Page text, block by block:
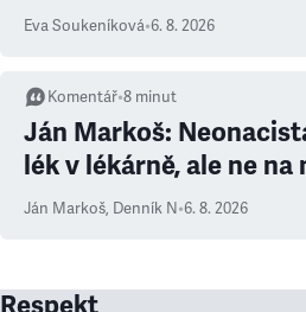
Eva Soukeníková•6. 8. 2026
Komentář•8 minut
Ján Markoš:
lék v lékárně, ale ne
Ján Markoš, Denník N•6. 8. 2026
Respekt